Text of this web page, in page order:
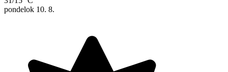
pondelok 10. 8.